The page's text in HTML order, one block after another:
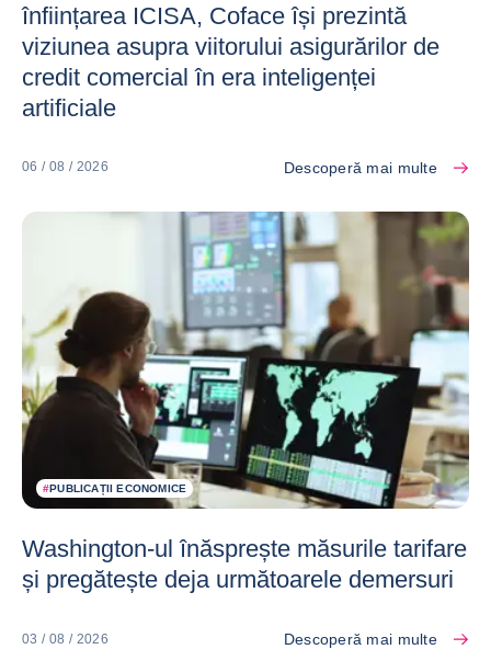
înființarea ICISA, Coface își prezintă
viziunea asupra viitorului asigurărilor de
credit comercial în era inteligenței
artificiale
06 / 08 / 2026 Descoperă mai multe
#PUBLICAȚII ECONOMICE
Washington-ul înăsprește măsurile tarifare
și pregătește deja următoarele demersuri
03 / 08 / 2026 Descoperă mai multe